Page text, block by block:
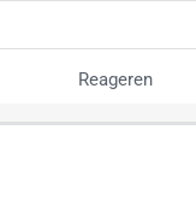
Reageren